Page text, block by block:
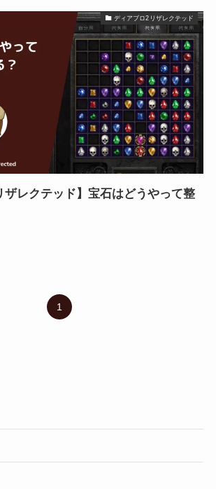
ディアブロ2リザレクテッド
ザレクテッド】宝石はどうやって整
1